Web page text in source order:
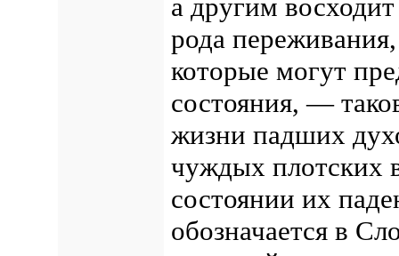
а другим
рода
которые могут
состояния, —
жизни падших
чуждых плотских
состоянии их
обозначается в